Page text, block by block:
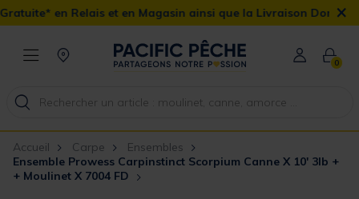
et en Magasin ainsi que la Livraison Domicile offerte dès 90€
×
0
Accueil Carpe
Ensembles
Ensemble Prowess Carpinstinct Scorpium Canne X 10' 3lb +
+ Moulinet X 7004 FD